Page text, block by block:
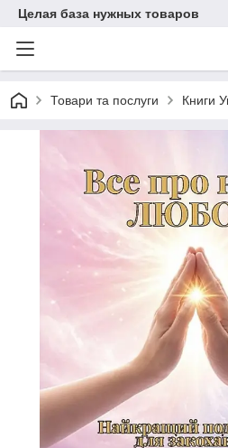
Целая база нужных товаров
Товари та послуги Книги